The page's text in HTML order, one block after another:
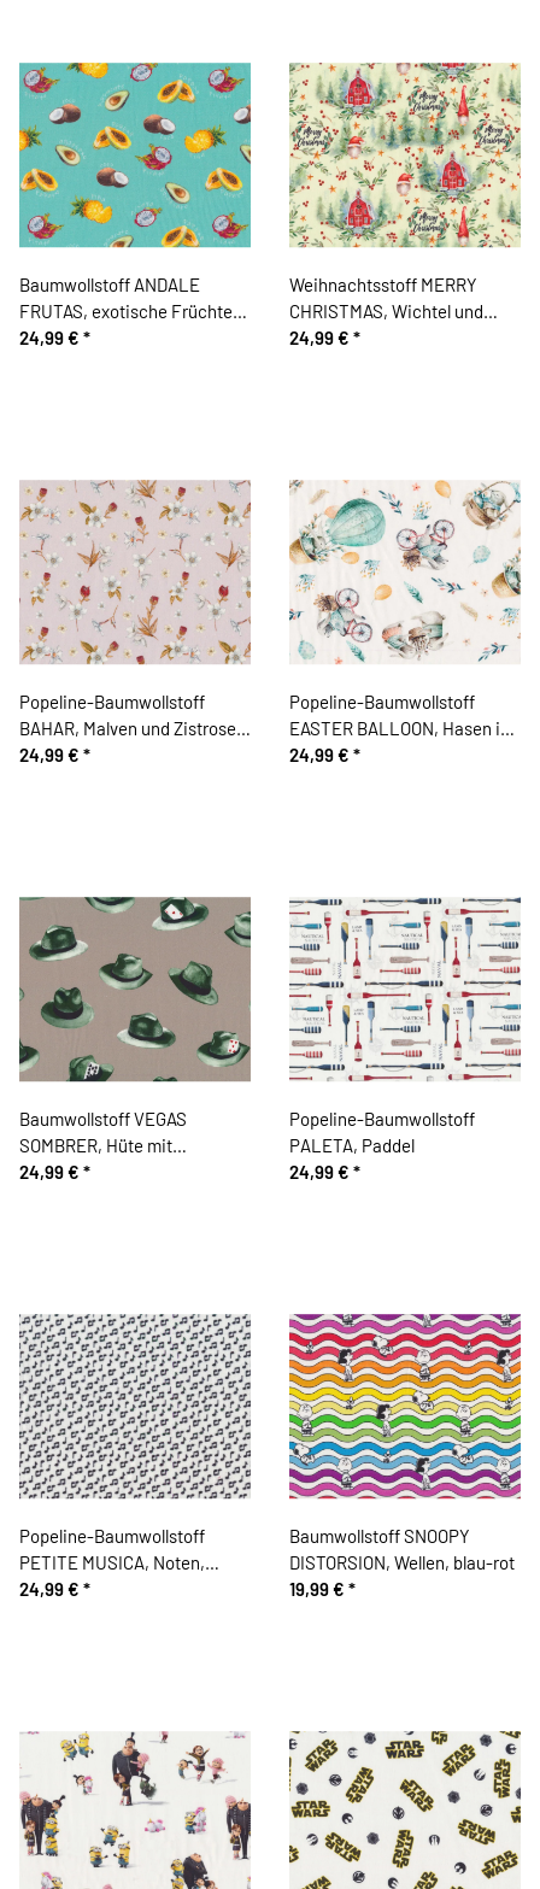
Baumwollstoff ANDALE
FRUTAS, exotische Früchte,
türkis, Patricia Meyer
24,99 € *
Weihnachtsstoff MERRY
CHRISTMAS, Wichtel und
Häuser
24,99 € *
Popeline-Baumwollstoff
BAHAR, Malven und Zistrosen,
helllila
24,99 € *
Popeline-Baumwollstoff
EASTER BALLOON, Hasen in
Heißluftballons
24,99 € *
Baumwollstoff VEGAS
SOMBRER, Hüte mit
Spielkarten, grau, Patricia
24,99 € *
Popeline-Baumwollstoff
PALETA, Paddel
24,99 € *
Popeline-Baumwollstoff
PETITE MUSICA, Noten,
schwarz-weiß
24,99 € *
Baumwollstoff SNOOPY
DISTORSION, Wellen, blau-rot
19,99 € *